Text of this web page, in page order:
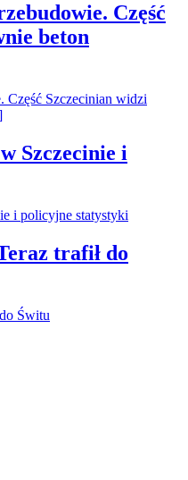
Część
beton
Szczecinie i
trafił do